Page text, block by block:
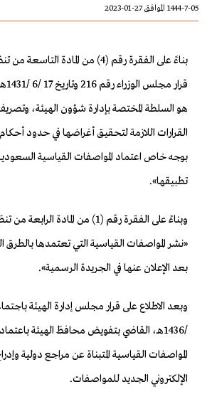
1444-7-05 الموافق 27-01-2023
بناءً على الفقرة رقم (4)
من المادة التاسعة من
قرار مجلس
هو السلطة المختصة بإدارة شؤون الهيئة،
القرارات اللازمة لتحقيق أغراضها في حدود
بوجهخاص اعتماد المواصفات القياسية
تطبيقها».
وبناءً على الفقرة رقم (1) من المادة الرابعة من تنظيم
«نشر المواصفات القياسية التي تعتمدها بالطرق
بعد الإعلان عنها في الجريدة الرسمية».
وبعد الاطلاع على قرار مجلس إدارة الهيئة
/1436هـ، القاضي بتفويض محافظ الهيئة باعتماد تحديث
المواصفات القياسية المتبناة عن مراجع دولية
الإلكتروني الجديد للمواصفات.